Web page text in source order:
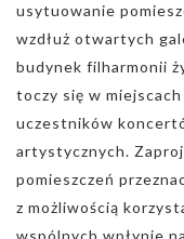
usytuowanie
wzdłuż otwartych
budynek filharmonii
toczy się w
uczestników
artystycznych.
pomieszczeń
z możliwością